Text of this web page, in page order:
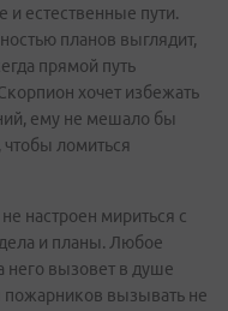
и естественные пути.
планов выглядит,
прямой путь
хочет избежать
ему не мешало бы
чтобы ломиться
настроен мириться с
и планы. Любое
него вызовет в душе
пожарников вызывать не